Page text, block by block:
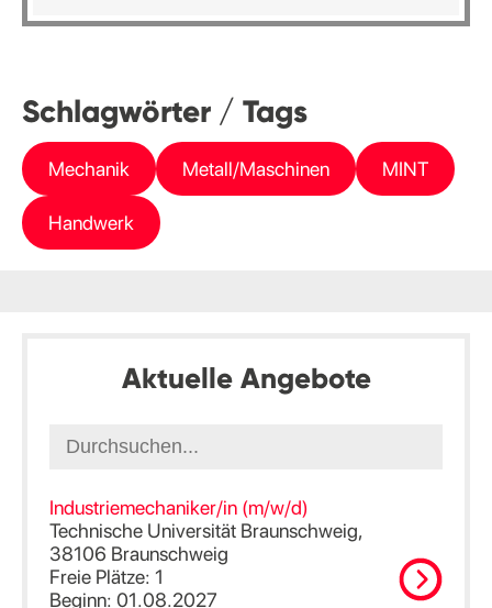
Schlagwörter / Tags
Mechanik Metall/Maschinen MINT
Handwerk
Aktuelle Angebote
Industriemechaniker/in (m/w/d)
Technische Universität Braunschweig,
38106 Braunschweig
Freie Plätze: 1
Beginn: 01.08.2027